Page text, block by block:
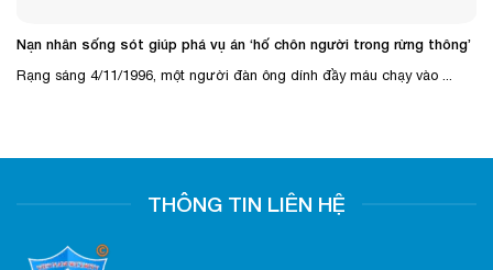
Nạn nhân sống sót giúp phá vụ án ‘hố chôn người trong rừng thông’
Rạng sáng 4/11/1996, một người đàn ông dính đầy máu chạy vào ...
THÔNG TIN LIÊN HỆ